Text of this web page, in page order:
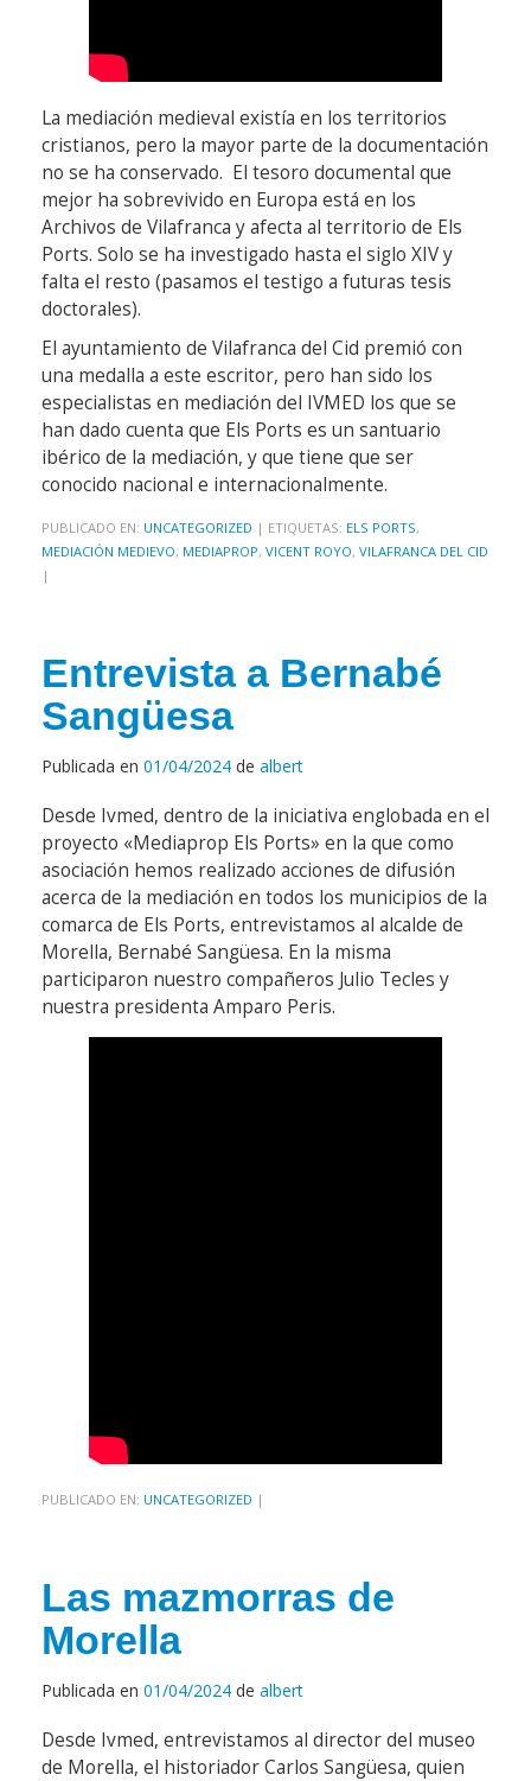
La mediación medieval existía en los territorios
cristianos, pero la mayor parte de la documentación
no se ha conservado. El tesoro documental que
mejor ha sobrevivido en Europa está en los
Archivos de Vilafranca y afecta al territorio de Els
Ports. Solo se ha investigado hasta el siglo XIV y
falta el resto (pasamos el testigo a futuras tesis
doctorales).
El ayuntamiento de Vilafranca del Cid premió con
una medalla a este escritor, pero han sido los
especialistas en mediación del IVMED los que se
han dado cuenta que Els Ports es un santuario
ibérico de la mediación, y que tiene que ser
conocido nacional e internacionalmente.
PUBLICADO EN: UNCATEGORIZED | ETIQUETAS: ELS PORTS,
MEDIACIÓN MEDIEVO, MEDIAPROP, VICENT ROYO, VILAFRANCA DEL CID
|
Entrevista a Bernabé
Sangüesa
Publicada en 01/04/2024 de albert
Desde Ivmed, dentro de la iniciativa englobada en el
proyecto «Mediaprop Els Ports» en la que como
asociación hemos realizado acciones de difusión
acerca de la mediación en todos los municipios de la
comarca de Els Ports, entrevistamos al alcalde de
Morella, Bernabé Sangüesa. En la misma
participaron nuestro compañeros Julio Tecles y
nuestra presidenta Amparo Peris.
PUBLICADO EN: UNCATEGORIZED |
Las mazmorras de
Morella
Publicada en 01/04/2024 de albert
Desde Ivmed, entrevistamos al director del museo
de Morella, el historiador Carlos Sangüesa, quien